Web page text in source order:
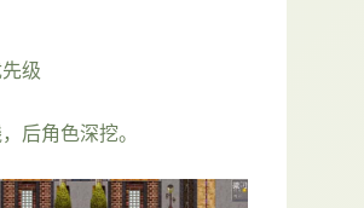
级
后角色深挖。